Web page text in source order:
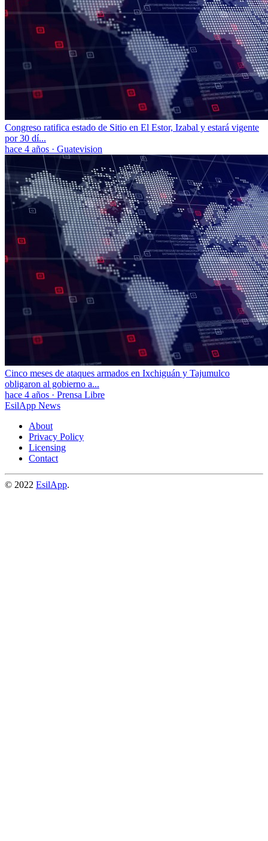
Congreso ratifica estado de Sitio en El Estor, Izabal y estará vigente
por 30 dí...
hace 4 años · Guatevision
Cinco meses de ataques armados en Ixchiguán y Tajumulco
obligaron al gobierno a...
hace 4 años · Prensa Libre
EsilApp News
About
Privacy Policy
Licensing
Contact
© 2022 EsilApp.